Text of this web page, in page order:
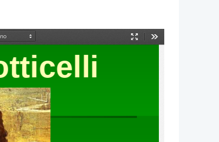
Način